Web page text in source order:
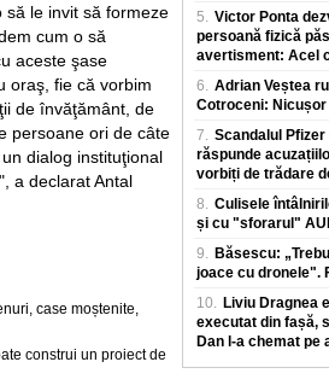
să le invit să formeze
cum o să
aceste şase
oraş, fie că vorbim
de învăţământ, de
persoane ori de câte
dialog instituţional
a declarat Antal
case moștenite,
construi un proiect de
5. Victor Ponta
persoană fizică
avertisment: Acel
6. Adrian Veștea
Cotroceni: Nicușor
7. Scandalul
răspunde
vorbiți de trădare
8. Culisele
și cu "sforarul"
9. Băsescu:
joace cu dronele".
10. Liviu Dragnea
executat din fașă,
Dan l-a chemat pe